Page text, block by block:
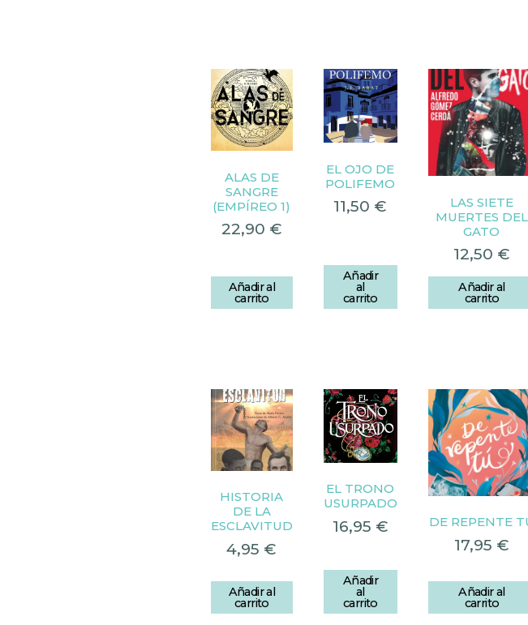
ALAS DE
SANGRE
(EMPÍREO 1)
22,90 €
Añadir al
carrito
EL OJO DE
POLIFEMO
11,50 €
Añadir
al
carrito
LAS SIETE
MUERTES DEL
GATO
12,50 €
Añadir al
carrito
HISTORIA
DE LA
ESCLAVITUD
4,95 €
Añadir al
carrito
EL TRONO
USURPADO
16,95 €
Añadir
al
carrito
DE REPENTE
17,95 €
Añadir al
carrito